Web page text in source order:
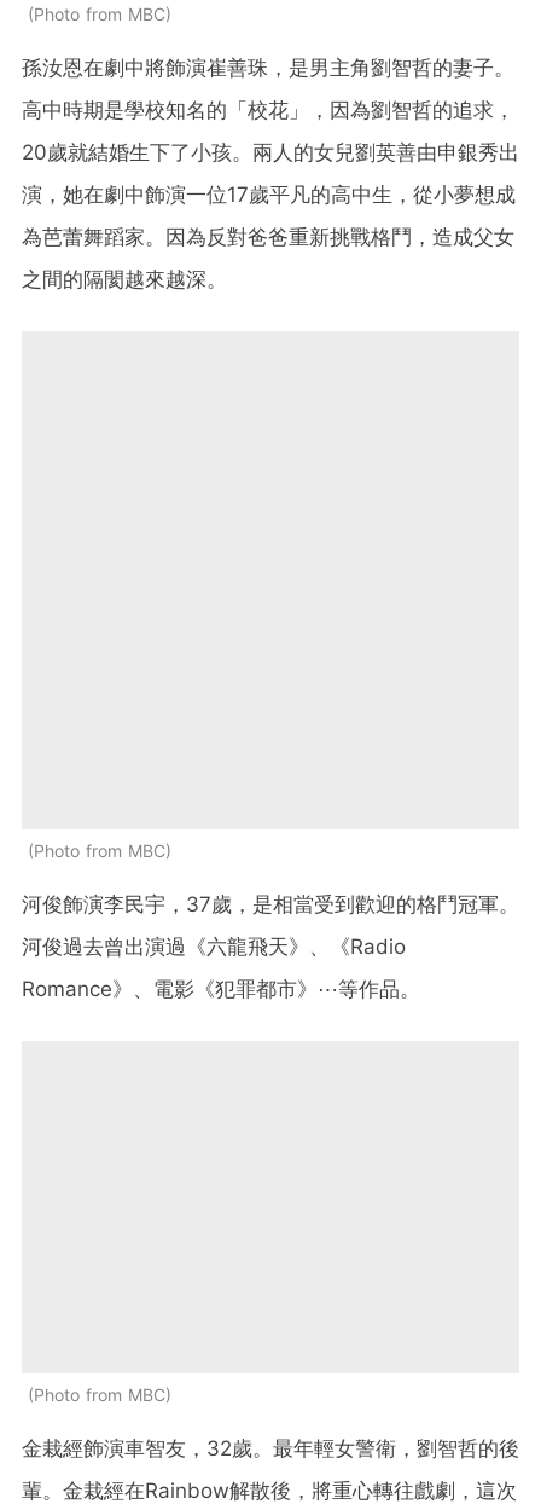
Photo from MBC
孫汝恩在劇中將飾演崔善珠，是男主角劉智哲的妻子。
高中時期是學校知名的「校花」，因為劉智哲的追求，
20歲就結婚生下了小孩。兩人的女兒劉英善由申銀秀出
演，她在劇中飾演一位17歲平凡的高中生，從小夢想成
為芭蕾舞蹈家。因為反對爸爸重新挑戰格鬥，造成父女
之間的隔閡越來越深。
Photo from MBC
河俊飾演李民宇，37歲，是相當受到歡迎的格鬥冠軍。
河俊過去曾出演過《六龍飛天》、《Radio
Romance》、電影《犯罪都市》⋯等作品。
Photo from MBC
金栽經飾演車智友，32歲。最年輕女警衛，劉智哲的後
輩。金栽經在Rainbow解散後，將重心轉往戲劇，這次